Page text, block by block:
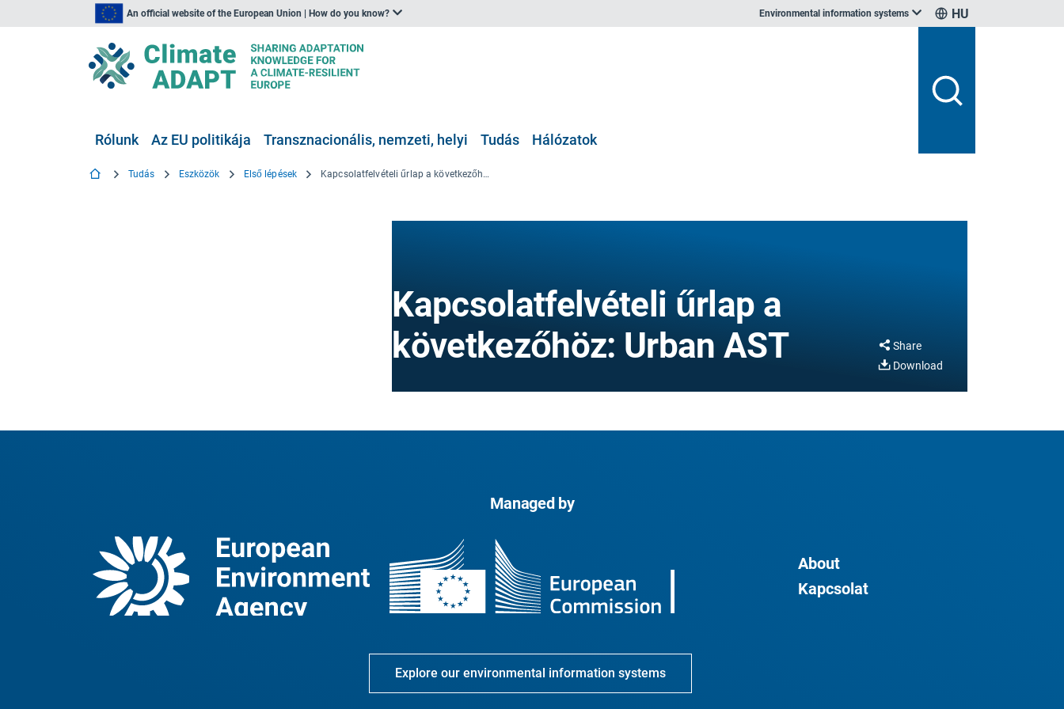
An official website of the European Union | How do you know? Environmental information systems HU
Rólunk Az EU politikája Transznacionális, nemzeti, helyi Tudás Hálózatok
Tudás Eszközök Első lépések Kapcsolatfelvételi űrlap a következőhöz: Urban AST
Kapcsolatfelvételi űrlap a
következőhöz: Urban AST
Share
Download
Managed by
About
Kapcsolat
Explore our environmental information systems